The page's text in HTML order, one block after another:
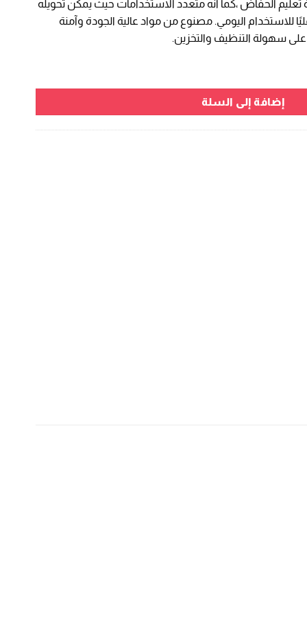
تعليم الحفاض ،كما انه متعدد الاستخدامات حيث يمكن تحويله
للاستخدام اليومي. مصنوع من مواد عالية الجودة وآمنة
سهولة التنظيف والتخزين.
على خلع الحفاض
إضافة إلى السلة